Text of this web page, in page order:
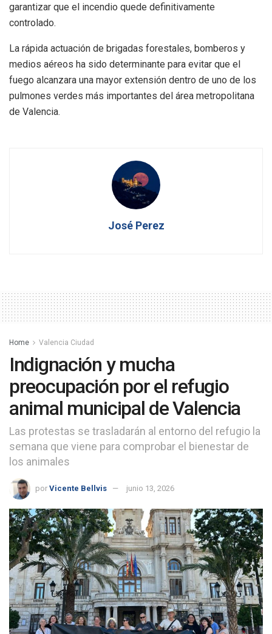
garantizar que el incendio quede definitivamente
controlado.
La rápida actuación de brigadas forestales, bomberos y
medios aéreos ha sido determinante para evitar que el
fuego alcanzara una mayor extensión dentro de uno de los
pulmones verdes más importantes del área metropolitana
de Valencia.
José Perez
Home Valencia Ciudad
Indignación y mucha
preocupación por el refugio
animal municipal de Valencia
Las protestas se trasladarán al entorno del refugio la
semana que viene para comprobar el bienestar de
los animales
por Vicente Bellvis junio 13, 2026